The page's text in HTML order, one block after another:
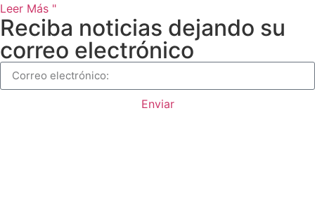
Leer Más "
Reciba noticias dejando su
correo electrónico
Enviar